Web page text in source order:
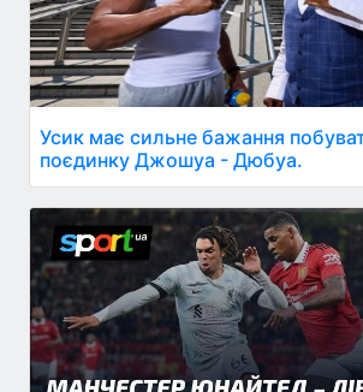
Усик має сильне бажання
поєдинку Джошуа - Дюбуа.